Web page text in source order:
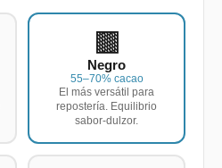
🟫
Negro
55–70% cacao
El más versátil para
repostería. Equilibrio
sabor-dulzor.